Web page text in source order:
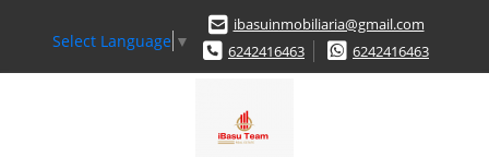
Select Language ▼
ibasuinmobiliaria@gmail.com
6242416463
6242416463